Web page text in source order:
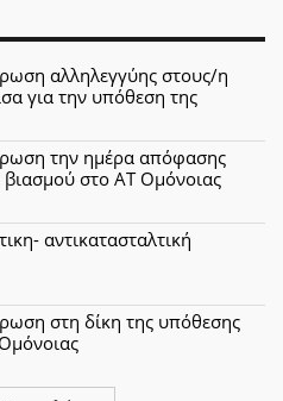
αλληλεγγύης στους/η
για την υπόθεση της
την ημέρα απόφασης
στο ΑΤ Ομόνοιας
αντικατασταλτική
στη δίκη της υπόθεσης